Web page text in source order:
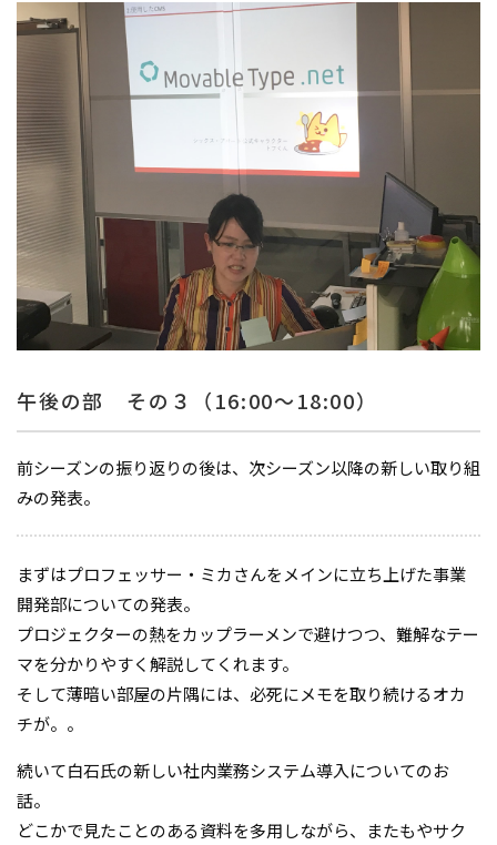
午後の部 その３（16:00～18:00）
前シーズンの振り返りの後は、次シーズン以降の新しい取り組
みの発表。
まずはプロフェッサー・ミカさんをメインに立ち上げた事業
開発部についての発表。
プロジェクターの熱をカップラーメンで避けつつ、難解なテー
マを分かりやすく解説してくれます。
そして薄暗い部屋の片隅には、必死にメモを取り続けるオカ
チが。。
続いて白石氏の新しい社内業務システム導入についてのお
話。
どこかで見たことのある資料を多用しながら、またもやサク